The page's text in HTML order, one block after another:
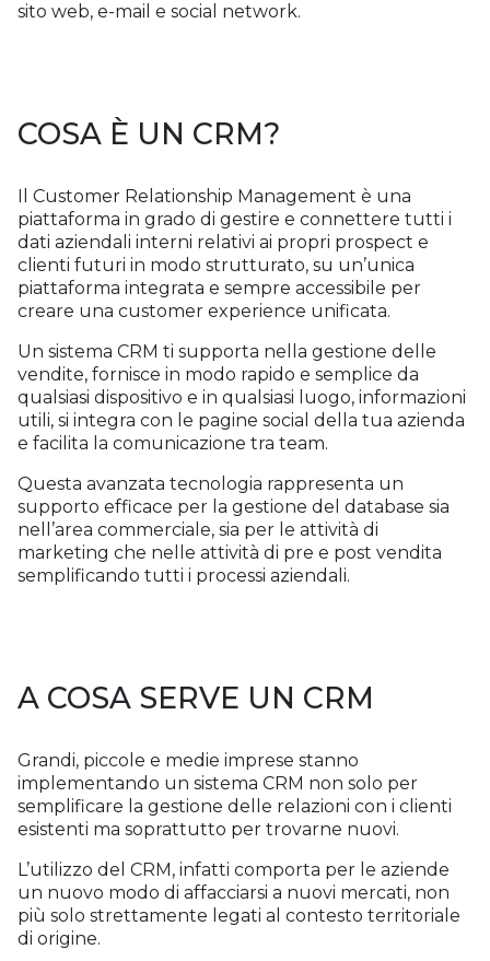
sito web, e-mail e social network.
COSA È UN CRM?
Il Customer Relationship Management è una
piattaforma in grado di gestire e connettere tutti i
dati aziendali interni relativi ai propri prospect e
clienti futuri in modo strutturato, su un’unica
piattaforma integrata e sempre accessibile per
creare una customer experience unificata.
Un sistema CRM ti supporta nella gestione delle
vendite, fornisce in modo rapido e semplice da
qualsiasi dispositivo e in qualsiasi luogo, informazioni
utili, si integra con le pagine social della tua azienda
e facilita la comunicazione tra team.
Questa avanzata tecnologia rappresenta un
supporto efficace per la gestione del database sia
nell’area commerciale, sia per le attività di
marketing che nelle attività di pre e post vendita
semplificando tutti i processi aziendali.
A COSA SERVE UN CRM
Grandi, piccole e medie imprese stanno
implementando un sistema CRM non solo per
semplificare la gestione delle relazioni con i clienti
esistenti ma soprattutto per trovarne nuovi.
L’utilizzo del CRM, infatti comporta per le aziende
un nuovo modo di affacciarsi a nuovi mercati, non
più solo strettamente legati al contesto territoriale
di origine.